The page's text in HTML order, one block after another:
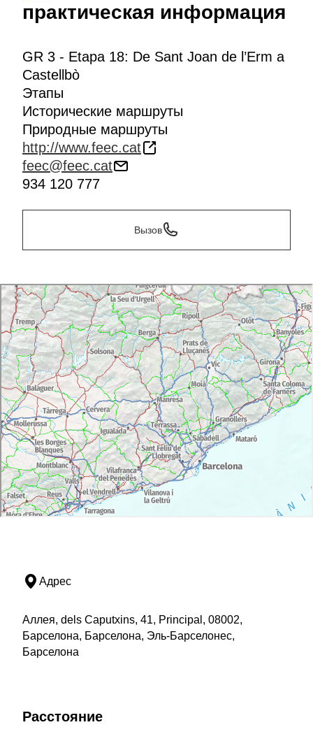
практическая информация
GR 3 - Etapa 18: De Sant Joan de l’Erm a
Castellbò
Этапы
Исторические маршруты
Природные маршруты
http://www.feec.cat
feec@feec.cat
934 120 777
Вызов
Адрес
Аллея, dels Caputxins, 41, Principal, 08002,
Барселона, Барселона, Эль-Барселонес,
Барселона
Расстояние